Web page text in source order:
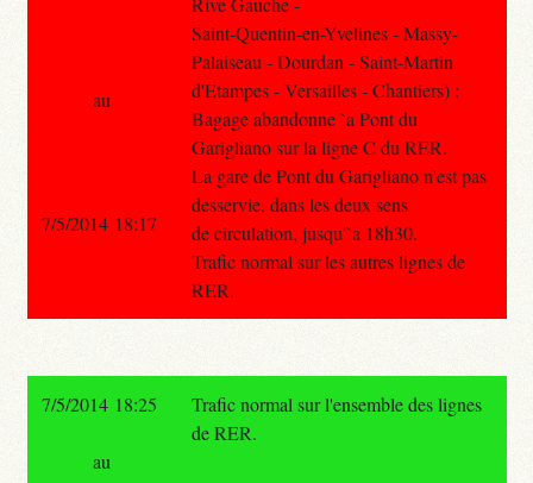
Saint-Quentin-en-Yvelines - Massy-
Palaiseau - Dourdan - Saint-Martin
d'Etampes - Versailles - Chantiers) :
Bagage abandonne `a Pont du
Garigliano sur la ligne C du RER.
La gare de Pont du Garigliano n'est pas
desservie, dans les deux sens
de circulation, jusqu'`a 18h30.
Trafic normal sur les autres lignes de
RER.
au
7/5/2014 18:17
7/5/2014 18:25
Trafic normal sur l'ensemble des lignes
de RER.
au